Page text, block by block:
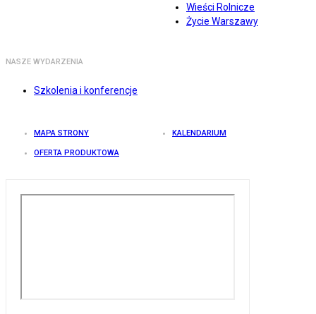
Wieści Rolnicze
Życie Warszawy
NASZE WYDARZENIA
Szkolenia i konferencje
MAPA STRONY KALENDARIUM
OFERTA PRODUKTOWA